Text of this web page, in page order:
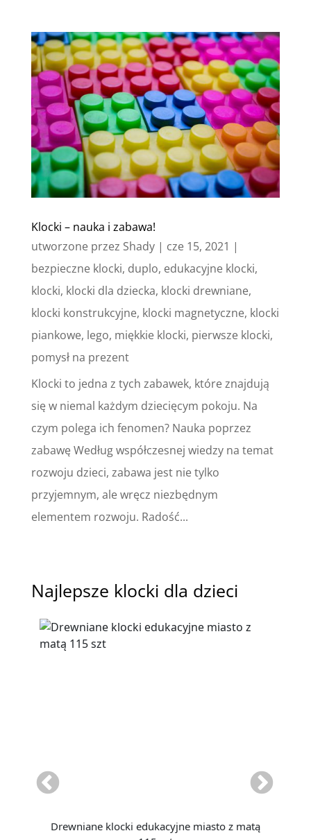
Klocki – nauka i zabawa!
utworzone przez Shady| cze 15, 2021 |
bezpieczne klocki, duplo, edukacyjne klocki,
klocki, klocki dla dziecka, klocki drewniane,
klocki konstrukcyjne, klocki magnetyczne, klocki
piankowe, lego, miękkie klocki, pierwsze klocki,
pomysł na prezent
Klocki to jedna z tych zabawek, które znajdują
się w niemal każdym dziecięcym pokoju. Na
czym polega ich fenomen? Nauka poprzez
zabawę Według współczesnej wiedzy na temat
rozwoju dzieci, zabawa jest nie tylko
przyjemnym, ale wręcz niezbędnym
elementem rozwoju. Radość...
Najlepsze klocki dla dzieci